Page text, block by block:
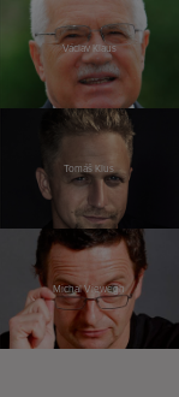
Václav Klaus
Tomáš Klus
Michal Viewegh